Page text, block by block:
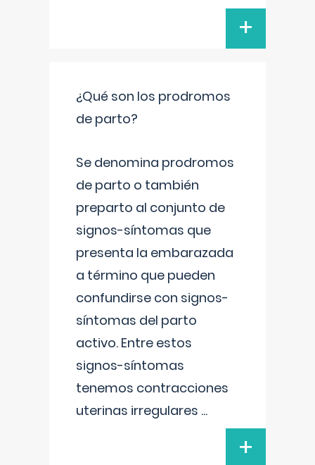
+
¿Qué son los prodromos
de parto?
Se denomina prodromos
de parto o también
preparto al conjunto de
signos-síntomas que
presenta la embarazada
a término que pueden
confundirse con signos-
síntomas del parto
activo. Entre estos
signos-síntomas
tenemos contracciones
uterinas irregulares ...
+